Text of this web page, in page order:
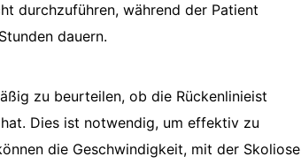
durchzuführen, während der Patient
dauern.
zu beurteilen, ob die Rückenlinieist
Dies ist notwendig, um effektiv zu
die Geschwindigkeit, mit der Skoliose